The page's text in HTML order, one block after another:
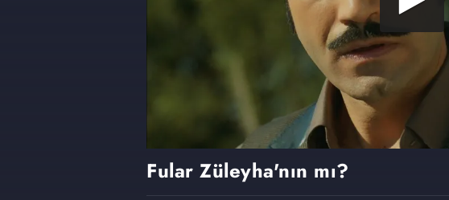
Fular Züleyha'nın mı?